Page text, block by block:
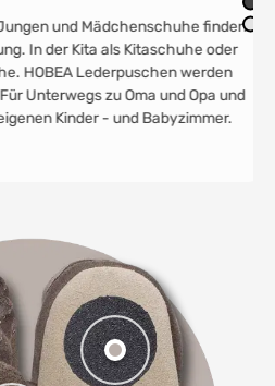
und Mädchenschuhe finden
der Kita als Kitaschuhe oder
Lederpuschen werden
zu Oma und Opa und
Kinder - und Babyzimmer.